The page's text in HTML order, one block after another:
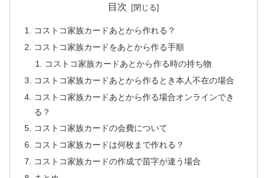
目次
コストコ家族カードあとから作れる？
コストコ家族カードをあとから作る手順
コストコ家族カードあとから作る時の持ち物
コストコ家族カードあとから作るとき本人不在の場合
コストコ家族カードあとから作る場合オンラインでき
る？
コストコ家族カードの会費について
コストコ家族カードは何枚まで作れる？
コストコ家族カードの作成で苗字が違う場合